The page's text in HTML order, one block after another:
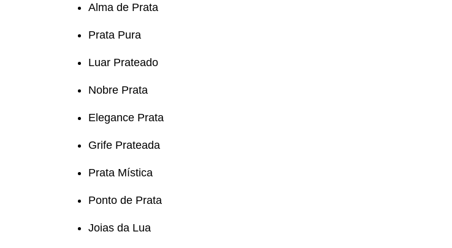
Alma de Prata
Prata Pura
Luar Prateado
Nobre Prata
Elegance Prata
Grife Prateada
Prata Mística
Ponto de Prata
Joias da Lua